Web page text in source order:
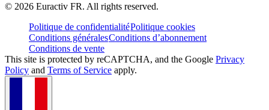
© 2026 Euractiv FR. All rights reserved.
Politique de confidentialitéPolitique cookies
Conditions généralesConditions d’abonnement
Conditions de vente
This site is protected by reCAPTCHA, and the Google Privacy
Policy and Terms of Service apply.